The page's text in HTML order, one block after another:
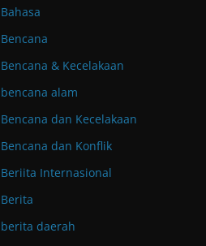
Bahasa
Bencana
Bencana & Kecelakaan
bencana alam
Bencana dan Kecelakaan
Bencana dan Konflik
Beriita Internasional
Berita
berita daerah